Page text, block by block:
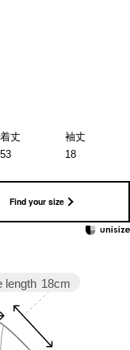
着丈
袖丈
53
18
Find your size
length 18cm